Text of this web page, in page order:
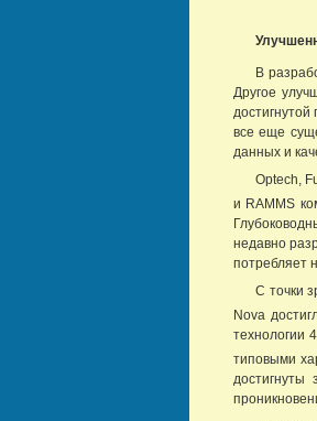
В
Другое
все еще
данных и
Optech,
и RAMMS
недавно
потребляет
С точки
Nova
технологии
типовыми